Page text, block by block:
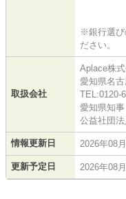
※銀行選び
ださい。
取扱会社
Aplace株
愛知県名
TEL:0120-
愛知県知
公益社団
情報更新日 2026年08
更新予定日 2026年08